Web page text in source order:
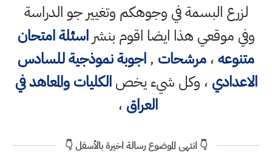
لزرع البسمة في وجوهكم وتغيير جو الدراسة
وفي موقعي هذا ايضا اقوم بنشراسئلة امتحان
متنوعه،مرشحات ,اجوبة نموذجية للسادس
الاعدادي ، وكل شيء يخصالكليات والمعاهد في
العراق ،
👇 انتهى الموضوع رسالة اخيرة بالأسفل 👇